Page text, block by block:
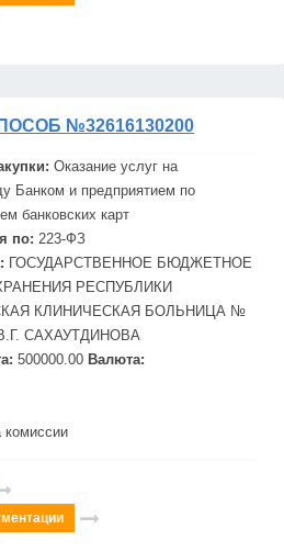
№32616130200
Оказание услуг на
Банком и предприятием по
банковских карт
по: 223-ФЗ
ГОСУДАРСТВЕННОЕ БЮДЖЕТНОЕ
РЕСПУБЛИКИ
КЛИНИЧЕСКАЯ БОЛЬНИЦА №
САХАУТДИНОВА
500000.00 Валюта:
комиссии